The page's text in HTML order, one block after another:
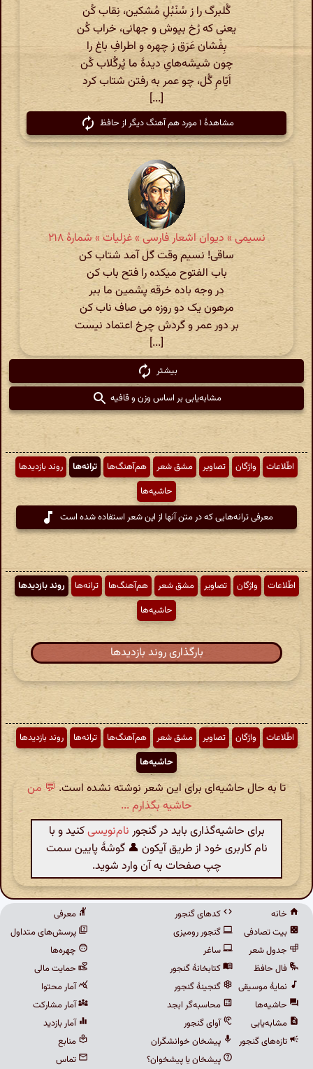
گُلبرگ را ز سُنْبُلِ مُشکین، نِقاب کُن
یعنی که رُخ بپوش و جهانی، خراب کُن
بِفْشان عَرَق ز چهره و اطرافِ باغ را
چون شیشه‌هایِ دیدهٔ ما پُرگُلاب کُن
اَیّامِ گُل، چو عمر به رفتن شتاب کرد
[...]
مشاهدهٔ ۱ مورد هم آهنگ دیگر از حافظ
نسیمی » دیوان اشعار فارسی » غزلیات » شمارهٔ ۲۱۸
ساقی! نسیم وقت گل آمد شتاب کن
باب الفتوح میکده را فتح باب کن
در وجه باده خرقه پشمین ما ببر
مرهون یک دو روزه می صاف ناب کن
بر دور عمر و گردش چرخ اعتماد نیست
[...]
بیشتر
مشابه‌یابی بر اساس وزن و قافیه
اطّلاعات واژگان تصاویر مشق شعر هم‌آهنگ‌ها ترانه‌ها
روند بازدیدها
حاشیه‌ها
معرفی ترانه‌هایی که در متن آنها از این شعر استفاده شده است
اطّلاعات واژگان تصاویر مشق شعر هم‌آهنگ‌ها ترانه‌ها
روند بازدیدها
حاشیه‌ها
بارگذاری روند بازدیدها
اطّلاعات واژگان تصاویر مشق شعر هم‌آهنگ‌ها ترانه‌ها
روند بازدیدها
حاشیه‌ها
تا به حال حاشیه‌ای برای این شعر نوشته نشده است. 💬 من
حاشیه بگذارم ...
برای حاشیه‌گذاری باید در گنجور نام‌نویسیکنید و با
نام کاربری خود از طریق آیکون 👤 گوشهٔ پایین سمت
چپ صفحات به آن وارد شوید.
خانه
بیت تصادفی
جدول شعر
فال حافظ
نمایهٔ موسیقی
حاشیه‌ها
مشابه‌یابی
تازه‌های گنجور
کدهای گنجور
گنجور رومیزی
ساغر
کتابخانهٔ گنجور
گنجینهٔ گنجور
محاسبه‌گر ابجد
آوای گنجور
پیشخان خوانشگران
پیشخان یا پیشخوان؟
معرفی
پرسش‌های متداول
چهره‌ها
حمایت مالی
آمار محتوا
آمار مشارکت
آمار بازدید
منابع
تماس